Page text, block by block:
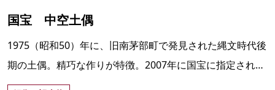
国宝 中空土偶
1975（昭和50）年に、旧南茅部町で発見された縄文時代後
期の土偶。精巧な作りが特徴。2007年に国宝に指定され、
函館市縄文文化交流センターで常設展示されている。